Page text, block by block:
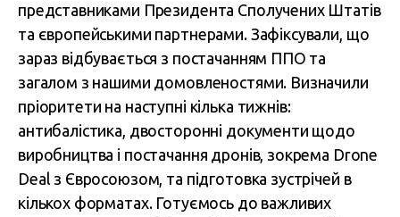
представниками Президента Сполучених Штатів
та європейськими партнерами. Зафіксували, що
зараз відбувається з постачанням ППО та
загалом з нашими домовленостями. Визначили
пріоритети на наступні кілька тижнів:
антибалістика, двосторонні документи щодо
виробництва і постачання дронів, зокрема Drone
Deal з Євросоюзом, та підготовка зустрічей в
кількох форматах. Готуємось до важливих